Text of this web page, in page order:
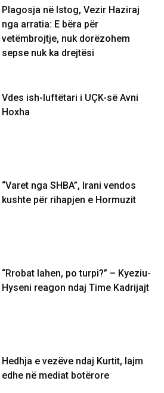
Plagosja në Istog, Vezir Haziraj
nga arratia: E bëra për
vetëmbrojtje, nuk dorëzohem
sepse nuk ka drejtësi
Vdes ish-luftëtari i UÇK-së Avni
Hoxha
“Varet nga SHBA”, Irani vendos
kushte për rihapjen e Hormuzit
“Rrobat lahen, po turpi?” – Kyeziu-
Hyseni reagon ndaj Time Kadrijajt
Hedhja e vezëve ndaj Kurtit, lajm
edhe në mediat botërore